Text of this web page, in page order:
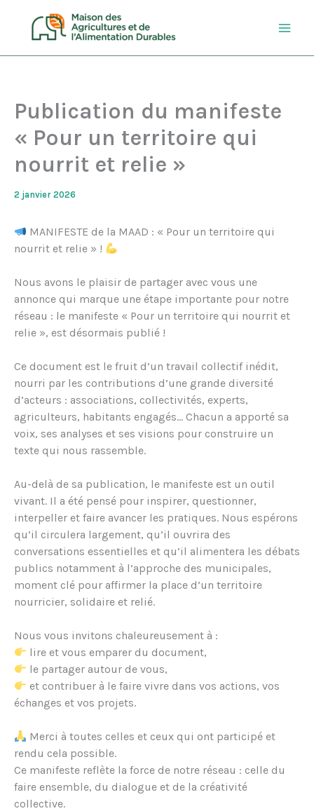
contenu
Publication du manifeste
« Pour un territoire qui
nourrit et relie »
2 janvier 2026
MANIFESTE de la MAAD : « Pour un territoire qui
nourrit et relie » !
Nous avons le plaisir de partager avec vous une
annonce qui marque une étape importante pour notre
réseau : le manifeste « Pour un territoire qui nourrit et
relie », est désormais publié !
Ce document est le fruit d’un travail collectif inédit,
nourri par les contributions d’une grande diversité
d’acteurs : associations, collectivités, experts,
agriculteurs, habitants engagés… Chacun a apporté sa
voix, ses analyses et ses visions pour construire un
texte qui nous rassemble.
Au-delà de sa publication, le manifeste est un outil
vivant. Il a été pensé pour inspirer, questionner,
interpeller et faire avancer les pratiques. Nous espérons
qu’il circulera largement, qu’il ouvrira des
conversations essentielles et qu’il alimentera les débats
publics notamment à l’approche des municipales,
moment clé pour affirmer la place d’un territoire
nourricier, solidaire et relié.
Nous vous invitons chaleureusement à :
lire et vous emparer du document,
le partager autour de vous,
et contribuer à le faire vivre dans vos actions, vos
échanges et vos projets.
Merci à toutes celles et ceux qui ont participé et
rendu cela possible.
Ce manifeste reflète la force de notre réseau : celle du
faire ensemble, du dialogue et de la créativité
collective.